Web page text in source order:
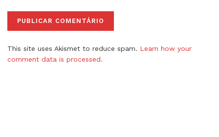
This site uses Akismet to reduce spam. Learn how your
comment data is processed.